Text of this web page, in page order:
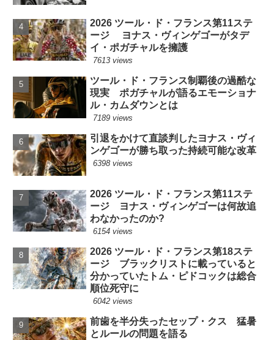
2026 ツール・ド・フランス第11ステ
ージ ヨナス・ヴィンゲゴーがタデ
イ・ポガチャルを擁護
7613 views
ツール・ド・フランス制覇後の過酷な
現実 ポガチャルが語るエモーショナ
ル・カムダウンとは
7189 views
引退をかけて直談判したヨナス・ヴィ
ンゲゴーが勝ち取った持続可能な改革
6398 views
2026 ツール・ド・フランス第11ステ
ージ ヨナス・ヴィンゲゴーは何故追
わなかったのか?
6154 views
2026 ツール・ド・フランス第18ステ
ージ ブラックリストに載っていると
分かっていたトム・ピドコックは総合
順位死守に
6042 views
前歯を半分失ったセップ・クス 猛暑
とルールの問題を語る